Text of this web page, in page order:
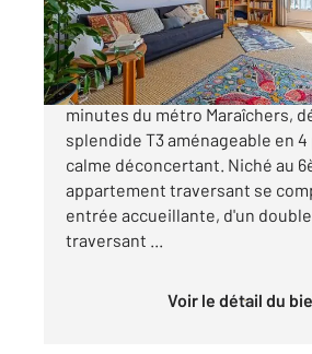
780 000 €
UN VÉRITABLE HAVRE DE PAIX
minutes du métro Maraîchers,
splendide T3 aménageable en 4
calme déconcertant. Niché au
appartement traversant se
entrée accueillante, d'un
traversant ...
Voir le détail du